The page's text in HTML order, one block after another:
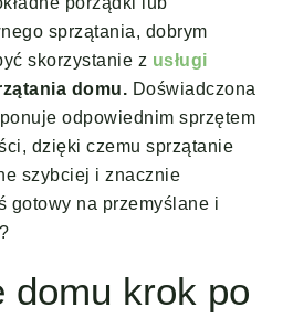
sprzątania, dobrym
skorzystanie z usługi
domu. Doświadczona
odpowiednim sprzętem
dzięki czemu sprzątanie
szybciej i znacznie
gotowy na przemyślane i
domu krok po